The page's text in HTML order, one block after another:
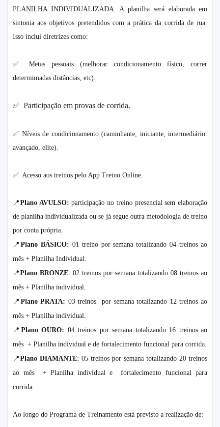
PLANILHA INDIVIDUALIZADA. A planilha será elaborada em
sintonia aos objetivos pretendidos com a prática da corrida de rua.
Isso inclui diretrizes como:
✅ Metas pessoais (melhorar condicionamento físico, correr
determimadas distâncias, etc).
✅ Participação em provas de corrida.
✅ Níveis de condicionamento (caminhante, iniciante, intermediário.
avançado, elite).
✅ Acesso aos treinos pelo App Treino Online.
📍Plano AVULSO: participação no treino presencial sem elaboração
de planilha individualizada ou se já segue outra metodologia de treino
por conta própria.
📍 Plano BÁSICO: 01 treino por semana totalizando 04 treinos ao
mês + Planilha Individual.
📍Plano BRONZE: 02 treinos por semana totalizando 08 treinos ao
mês + Planilha individual.
📍 Plano PRATA: 03 treinos por semana totalizando 12 treinos ao
mês + Planilha individual.
📍 Plano OURO: 04 treinos por semana totalizando 16 treinos ao
mês + Planilha individual e de fortalecimento funcional para corrida.
📍Plano DIAMANTE: 05 treinos por semana totalizando 20 treinos
ao mês + Planilha individual e fortalecimento funcional para
corrida.
Ao longo do Programa de Treinamento está previsto a realização de: